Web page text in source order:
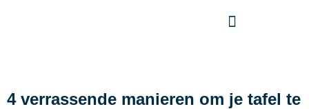
4 verrassende manieren om je tafel te